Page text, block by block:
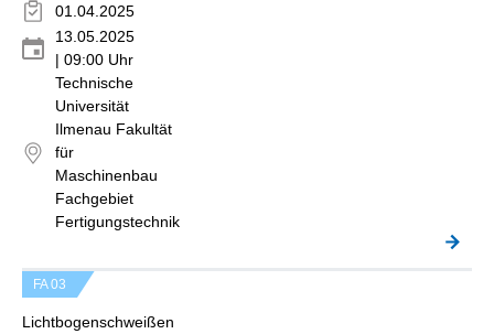
01.04.2025
13.05.2025
| 09:00 Uhr
Technische
Universität
Ilmenau Fakultät
für
Maschinenbau
Fachgebiet
Fertigungstechnik
FA 03
Lichtbogenschweißen